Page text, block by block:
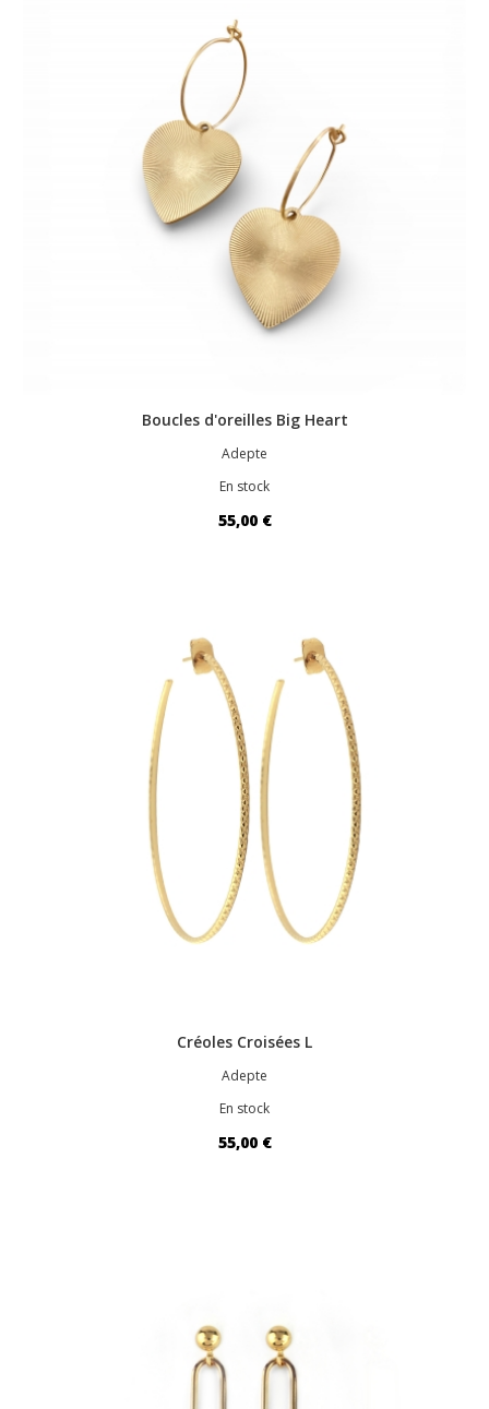
Boucles d'oreilles Big Heart
Adepte
En stock
55,00 €
Créoles Croisées L
Adepte
En stock
55,00 €